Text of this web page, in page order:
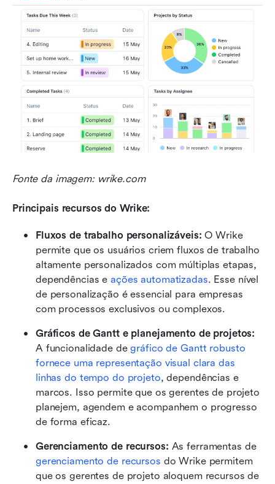
Fonte da imagem: wrike.com
Principais recursos do Wrike:
Fluxos de trabalho personalizáveis: O Wrike
permite que os usuários criem fluxos de trabalho
altamente personalizados com múltiplas etapas,
dependências e ações automatizadas. Esse nível
de personalização é essencial para empresas
com processos exclusivos ou complexos.
Gráficos de Gantt e planejamento de projetos:
A funcionalidade de gráfico de Gantt robusto
fornece uma representação visual clara das
linhas do tempo do projeto, dependências e
marcos. Isso permite que os gerentes de projeto
planejem, agendem e acompanhem o progresso
de forma eficaz.
Gerenciamento de recursos:
As ferramentas de
gerenciamento de recursos do Wrike permitem
que os gerentes de projeto aloquem recursos de